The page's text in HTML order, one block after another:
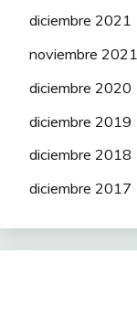
diciembre 2021
noviembre 2021
diciembre 2020
diciembre 2019
diciembre 2018
diciembre 2017